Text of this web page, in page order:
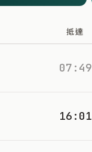
抵達
07:49
16:01